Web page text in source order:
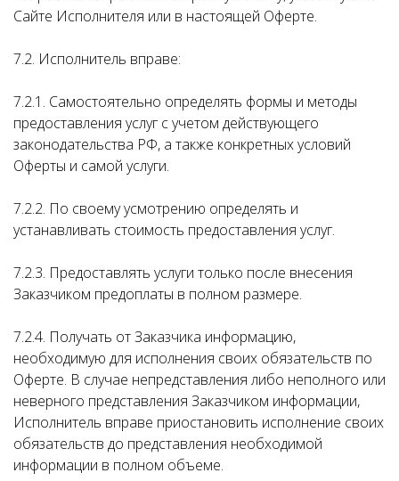
Сайте Исполнителя или в настоящей Оферте.
7.2. Исполнитель вправе:
7.2.1. Самостоятельно определять формы и методы
предоставления услуг с учетом действующего
законодательства РФ, а также конкретных условий
Оферты и самой услуги.
7.2.2. По своему усмотрению определять и
устанавливать стоимость предоставления услуг.
7.2.3. Предоставлять услуги только после внесения
Заказчиком предоплаты в полном размере.
7.2.4. Получать от Заказчика информацию,
необходимую для исполнения своих обязательств по
Оферте. В случае непредставления либо неполного или
неверного представления Заказчиком информации,
Исполнитель вправе приостановить исполнение своих
обязательств до представления необходимой
информации в полном объеме.